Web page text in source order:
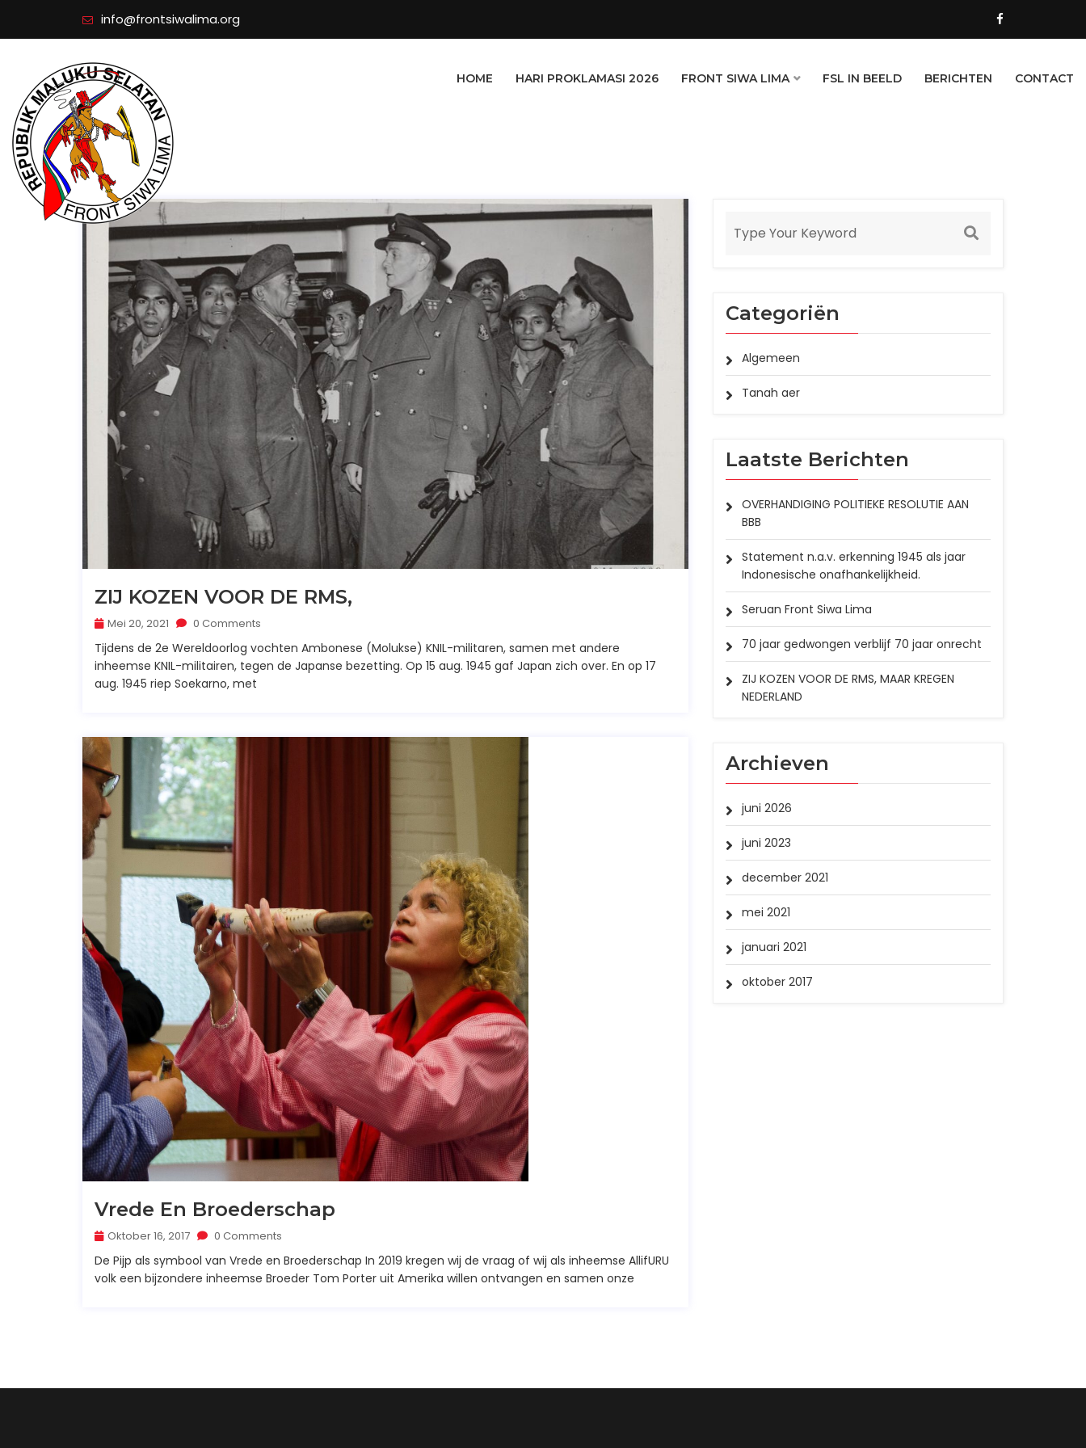
info@frontsiwalima.org
HOME HARI PROKLAMASI 2026 FRONT SIWA LIMA FSL IN BEELD BERICHTEN CONTACT
ZIJ KOZEN VOOR DE RMS,
Mei 20, 2021 0 Comments
Tijdens de 2e Wereldoorlog vochten Ambonese (Molukse) KNIL-militaren, samen met andere
inheemse KNIL-militairen, tegen de Japanse bezetting. Op 15 aug. 1945 gaf Japan zich over. En op 17
aug. 1945 riep Soekarno, met
Vrede En Broederschap
Oktober 16, 2017 0 Comments
De Pijp als symbool van Vrede en Broederschap In 2019 kregen wij de vraag of wij als inheemse AllifURU
volk een bijzondere inheemse Broeder Tom Porter uit Amerika willen ontvangen en samen onze
Categoriën
Algemeen
Tanah aer
Laatste Berichten
OVERHANDIGING POLITIEKE RESOLUTIE AAN
BBB
Statement n.a.v. erkenning 1945 als jaar
Indonesische onafhankelijkheid.
Seruan Front Siwa Lima
70 jaar gedwongen verblijf 70 jaar onrecht
ZIJ KOZEN VOOR DE RMS, MAAR KREGEN
NEDERLAND
Archieven
juni 2026
juni 2023
december 2021
mei 2021
januari 2021
oktober 2017